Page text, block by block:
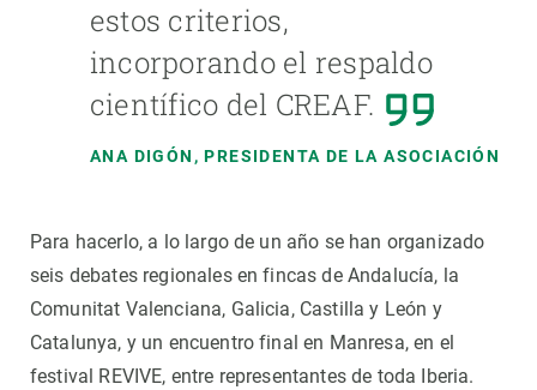
estos criterios,
incorporando el respaldo
científico del CREAF.
ANA DIGÓN, PRESIDENTA DE LA ASOCIACIÓN
Para hacerlo, a lo largo de un año se han organizado
seis debates regionales en fincas de Andalucía, la
Comunitat Valenciana, Galicia, Castilla y León y
Catalunya, y un encuentro final en Manresa, en el
festival REVIVE, entre representantes de toda Iberia.